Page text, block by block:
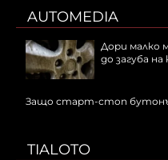
AUTOMEDIA
Дори малко
до загуба
Защо старт-стоп
TIALOTO